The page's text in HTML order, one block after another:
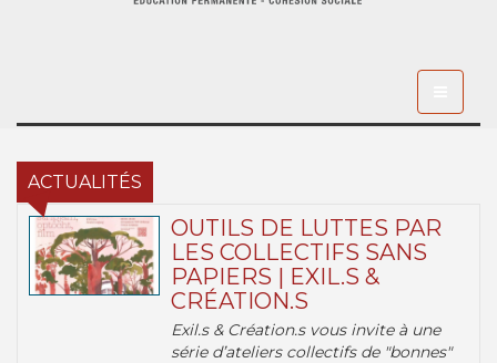
ACTUALITÉS
OUTILS DE LUTTES PAR
LES COLLECTIFS SANS
PAPIERS | EXIL.S &
CRÉATION.S
Exil.s & Création.s vous invite à une
série d’ateliers collectifs de "bonnes"